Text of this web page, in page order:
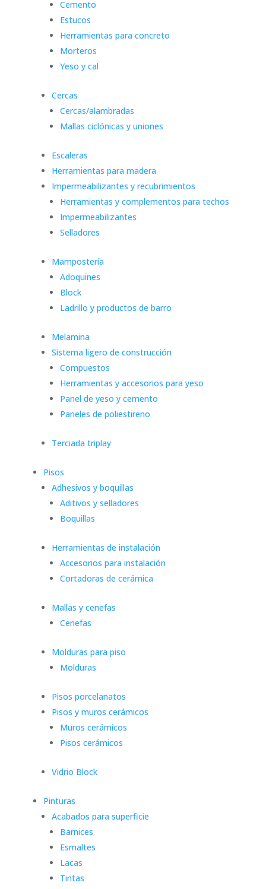
Cemento
Estucos
Herramientas para concreto
Morteros
Yeso y cal
Cercas
Cercas/alambradas
Mallas ciclónicas y uniones
Escaleras
Herramientas para madera
Impermeabilizantes y recubrimientos
Herramientas y complementos para techos
Impermeabilizantes
Selladores
Mampostería
Adoquines
Block
Ladrillo y productos de barro
Melamina
Sistema ligero de construcción
Compuestos
Herramientas y accesorios para yeso
Panel de yeso y cemento
Paneles de poliestireno
Terciada triplay
Pisos
Adhesivos y boquillas
Aditivos y selladores
Boquillas
Herramientas de instalación
Accesorios para instalación
Cortadoras de cerámica
Mallas y cenefas
Cenefas
Molduras para piso
Molduras
Pisos porcelanatos
Pisos y muros cerámicos
Muros cerámicos
Pisos cerámicos
Vidrio Block
Pinturas
Acabados para superficie
Barnices
Esmaltes
Lacas
Tintas